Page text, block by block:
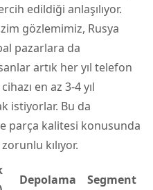
edildiği anlaşılıyor.
gözlemimiz, Rusya
pazarlara da
artık her yıl telefon
en az 3-4 yıl
istiyorlar. Bu da
parça kalitesi konusunda
kılıyor.
Depolama Segment